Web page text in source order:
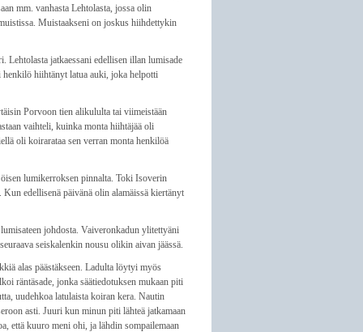
mm. vanhasta Lehtolasta, jossa olin
Muistaakseni on joskus hiihdettykin
jatkaessani edellisen illan lumisade
hiihtänyt latua auki, joka helpotti
Porvoon tien alikululta tai viimeistään
vaihteli, kuinka monta hiihtäjää oli
oli koirarataa sen verran monta henkilöä
lumikerroksen pinnalta. Toki Isoverin
edellisenä päivänä olin alamäissä kiertänyt
johdosta. Vaiveronkadun ylitettyäni
seiskalenkin nousu olikin aivan jäässä.
alas päästäkseen. Ladulta löytyi myös
räntäsade, jonka säätiedotuksen mukaan piti
uudehkoa latulaista koiran kera. Nautin
asti. Juuri kun minun piti lähteä jatkamaan
että kuuro meni ohi, ja lähdin sompailemaan